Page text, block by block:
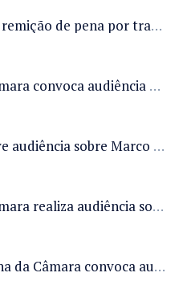
PL 82/26 proíbe remição de pena por trabalho em funções militares para condenados por crimes contra o Estado Democrático de Direito
Comissão da Câmara convoca audiência para discutir misoginia nas escolas e universidades após divulgação de listas misóginas
Câmara promove audiência sobre Marco de Fomento à Economia Digital e impactos da inteligência artificial
Comissão da Câmara realiza audiência sobre apostas online para medir o tamanho do mercado ilegal
Comissão externa da Câmara convoca audiência pública sobre chuvas na Zona da Mata de Minas Gerais e impactos em Juiz de Fora